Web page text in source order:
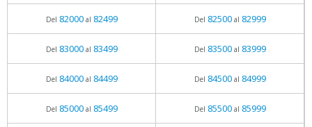
Del 82000al 82499 Del 82500al 82999
Del 83000al 83499 Del 83500al 83999
Del 84000al 84499 Del 84500al 84999
Del 85000al 85499 Del 85500al 85999